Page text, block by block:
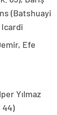
(Batshuayi
Efe
Yılmaz
44)